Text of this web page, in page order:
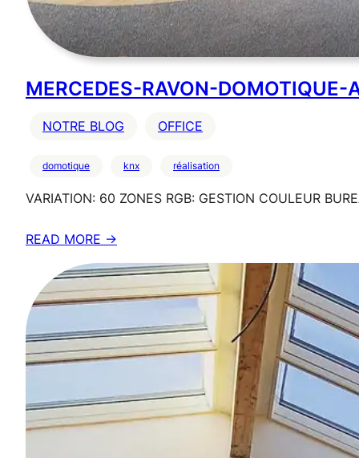
MERCEDES-RAVON-
NOTRE BLOG OFFICE
domotique knx réalisation
VARIATION: 60 ZONES RGB: GESTION COULEUR
READ MORE →